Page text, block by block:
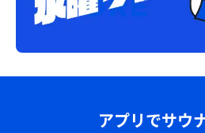
アプリでサウ